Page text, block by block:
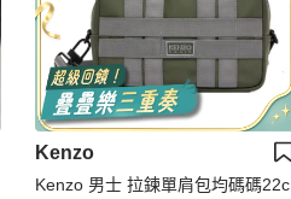
Kenzo
Kenzo 男士 拉鍊單肩包均碼碼22c